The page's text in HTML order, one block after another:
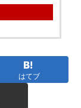
はてブ